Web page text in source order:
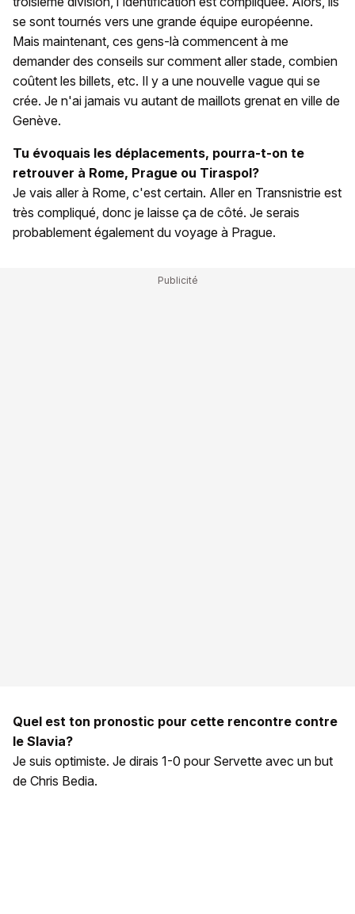
se sont tournés vers une grande équipe européenne.
Mais maintenant, ces gens-là commencent à me
demander des conseils sur comment aller stade, combien
coûtent les billets, etc. Il y a une nouvelle vague qui se
crée. Je n'ai jamais vu autant de maillots grenat en ville de
Genève.
Tu évoquais les déplacements, pourra-t-on te
retrouver à Rome, Prague ou Tiraspol?
Je vais aller à Rome, c'est certain. Aller en Transnistrie est
très compliqué, donc je laisse ça de côté. Je serais
probablement également du voyage à Prague.
Quel est ton pronostic pour cette rencontre contre
le Slavia?
Je suis optimiste. Je dirais 1-0 pour Servette avec un but
de Chris Bedia.